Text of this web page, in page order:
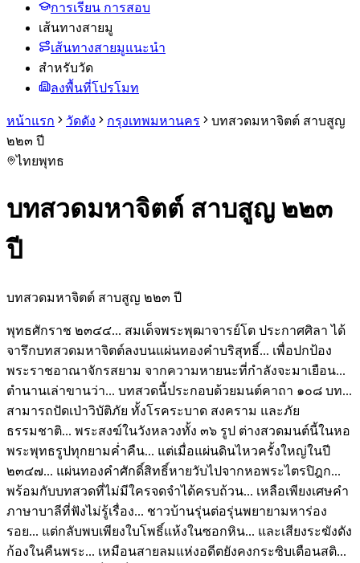
การเรียน การสอบ
เส้นทางสายมู
เส้นทางสายมูแนะนำ
สำหรับวัด
ลงพื้นที่โปรโมท
หน้าแรก วัดดัง กรุงเทพมหานคร
บทสวดมหาจิตต์ สาบสูญ
๒๒๓ ปี
ไทยพุทธ
บทสวดมหาจิตต์ สาบสูญ ๒๒๓
ปี
บทสวดมหาจิตต์ สาบสูญ ๒๒๓ ปี
พุทธศักราช ๒๓๔๔... สมเด็จพระพุฒาจารย์โต ประกาศศิลา ได้
จารึกบทสวดมหาจิตต์ลงบนแผ่นทองคำบริสุทธิ์... เพื่อปกป้อง
พระราชอาณาจักรสยาม จากความหายนะที่กำลังจะมาเยือน...
ตำนานเล่าขานว่า... บทสวดนี้ประกอบด้วยมนต์คาถา ๑๐๘ บท...
สามารถปัดเป่าวิบัติภัย ทั้งโรคระบาด สงคราม และภัย
ธรรมชาติ... พระสงฆ์ในวังหลวงทั้ง ๓๖ รูป ต่างสวดมนต์นี้ในหอ
พระพุทธรูปทุกยามค่ำคืน... แต่เมื่อแผ่นดินไหวครั้งใหญ่ในปี
๒๓๔๗... แผ่นทองคำศักดิ์สิทธิ์หายวับไปจากหอพระไตรปิฎก...
พร้อมกับบทสวดที่ไม่มีใครจดจำได้ครบถ้วน... เหลือเพียงเศษคำ
ภาษาบาลีที่ฟังไม่รู้เรื่อง... ชาวบ้านรุ่นต่อรุ่นพยายามหาร่อง
รอย... แต่กลับพบเพียงใบโพธิ์แห้งในซอกหิน... และเสียงระฆังดัง
ก้องในคืนพระ... เหมือนสายลมแห่งอดีตยังคงกระซิบเตือนสติ...